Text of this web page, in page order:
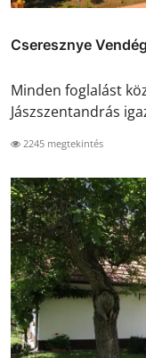
Cseresznye
Minden foglalást
Jászszentandrás
2245 megtekintés